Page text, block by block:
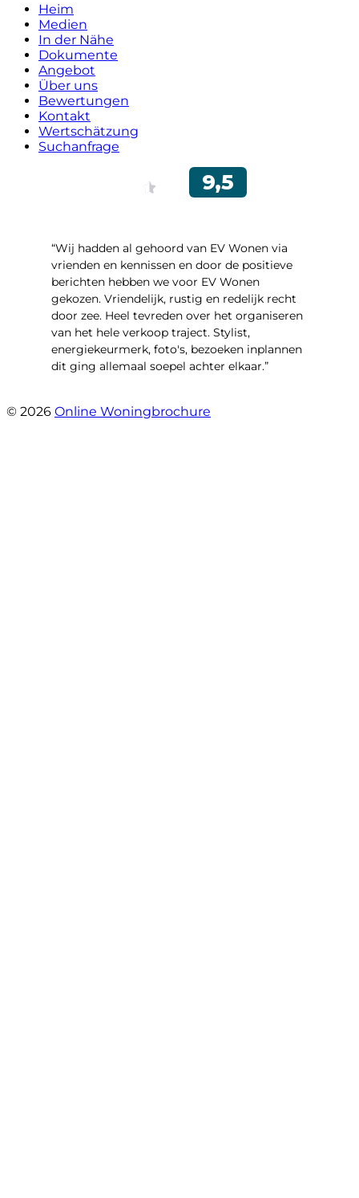
Heim
Medien
In der Nähe
Dokumente
Angebot
Über uns
Bewertungen
Kontakt
Wertschätzung
Suchanfrage
“Wij hadden al gehoord van EV Wonen via
vrienden en kennissen en door de positieve
berichten hebben we voor EV Wonen
gekozen. Vriendelijk, rustig en redelijk recht
door zee. Heel tevreden over het organiseren
van het hele verkoop traject. Stylist,
energiekeurmerk, foto's, bezoeken inplannen
dit ging allemaal soepel achter elkaar.”
© 2026 Online Woningbrochure